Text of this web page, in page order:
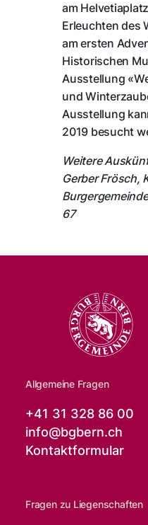
am
Erleuchten des
am ersten
Historischen
Ausstellung
und
Ausstellung
2019 besucht
Weitere
Gerber Frösch,
67
Allgemeine Fragen
+41 31 328 86 00
info@bgbern.ch
Kontaktformular
Fragen zu Liegenschaften